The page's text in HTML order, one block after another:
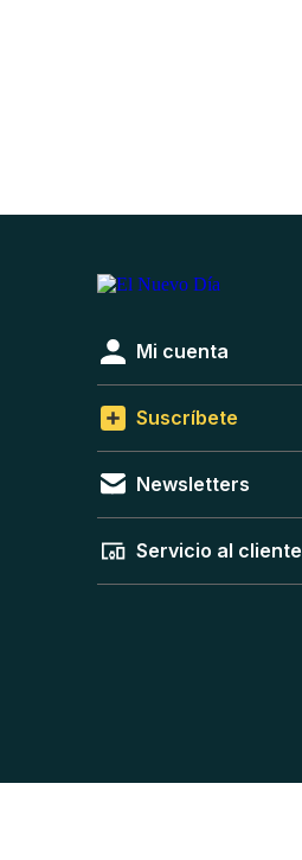
Mi cuenta
Suscríbete
Newsletters
Servicio al cliente